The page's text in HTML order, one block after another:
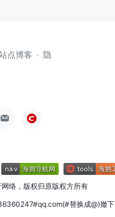
点博客
隐
络，版权归原版权方所有
替换成@)撤下